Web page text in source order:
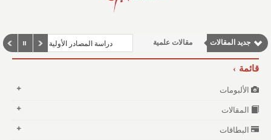
جديد المقالات مقالات علمية دراسة المصادر الأولية للمؤرخين
قائمة
الألبومات
المقالات
البطاقات